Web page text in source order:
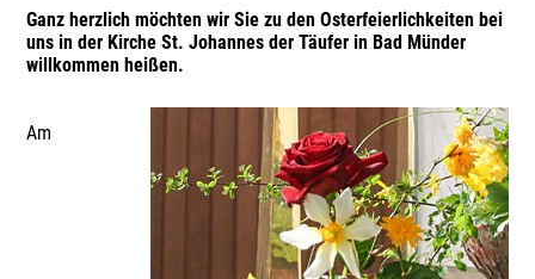
Ganz herzlich möchten wir Sie zu den Osterfeierlichkeiten bei
uns in der Kirche St. Johannes der Täufer in Bad Münder
willkommen heißen.
Am